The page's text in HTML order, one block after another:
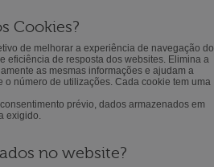
Cookies?
de melhorar a experiência de navegação do
eficiência de resposta dos websites. Elimina a
as mesmas informações e ajudam a
número de utilizações. Cada cookie tem uma
prévio, dados armazenados em
exigido.
no website?